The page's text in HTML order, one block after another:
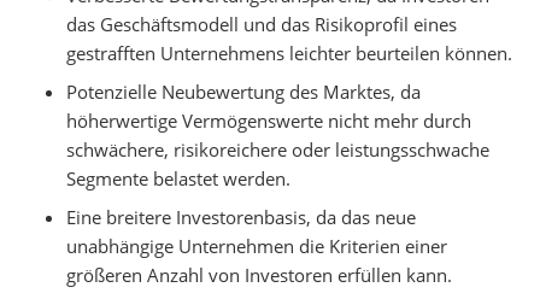
das Geschäftsmodell und das Risikoprofil eines
gestrafften Unternehmens leichter beurteilen können.
Potenzielle Neubewertung des Marktes, da
höherwertige Vermögenswerte nicht mehr durch
schwächere, risikoreichere oder leistungsschwache
Segmente belastet werden.
Eine breitere Investorenbasis, da das neue
unabhängige Unternehmen die Kriterien einer
größeren Anzahl von Investoren erfüllen kann.